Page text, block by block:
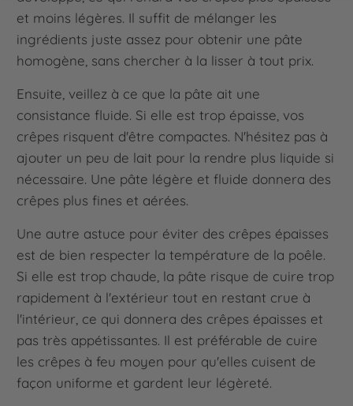
et moins légères. Il suffit de mélanger les
ingrédients juste assez pour obtenir une pâte
homogène, sans chercher à la lisser à tout prix.
Ensuite, veillez à ce que la pâte ait une
consistance fluide. Si elle est trop épaisse, vos
crêpes risquent d'être compactes. N'hésitez pas à
ajouter un peu de lait pour la rendre plus liquide si
nécessaire. Une pâte légère et fluide donnera des
crêpes plus fines et aérées.
Une autre astuce pour éviter des crêpes épaisses
est de bien respecter la température de la poêle.
Si elle est trop chaude, la pâte risque de cuire trop
rapidement à l'extérieur tout en restant crue à
l'intérieur, ce qui donnera des crêpes épaisses et
pas très appétissantes. Il est préférable de cuire
les crêpes à feu moyen pour qu'elles cuisent de
façon uniforme et gardent leur légèreté.